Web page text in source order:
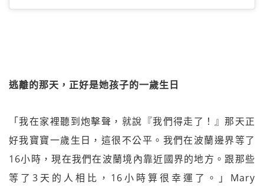
逃離的那天，正好是她孩子的一歲生日
「我在家裡聽到炮擊聲，就說『我們得走了！』那天正
好我寶寶一歲生日，這很不公平。我們在波蘭邊界等了
16小時，現在我們在波蘭境內靠近國界的地方。跟那些
等了3天的人相比，16小時算很幸運了。」Mary